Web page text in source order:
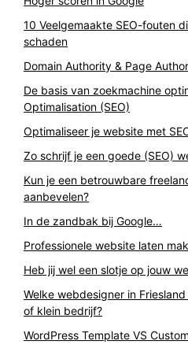
10 Veelgemaakte SEO-fouten
schaden
Domain Authority & Page
De basis van zoekmachine
Optimalisation (SEO)
Optimaliseer je website met
Zo schrijf je een goede (SEO)
Kun je een betrouwbare
aanbevelen?
In de zandbak bij Google…
Professionele website laten
Heb jij wel een slotje op jouw
Welke webdesigner in
of klein bedrijf?
WordPress Template VS